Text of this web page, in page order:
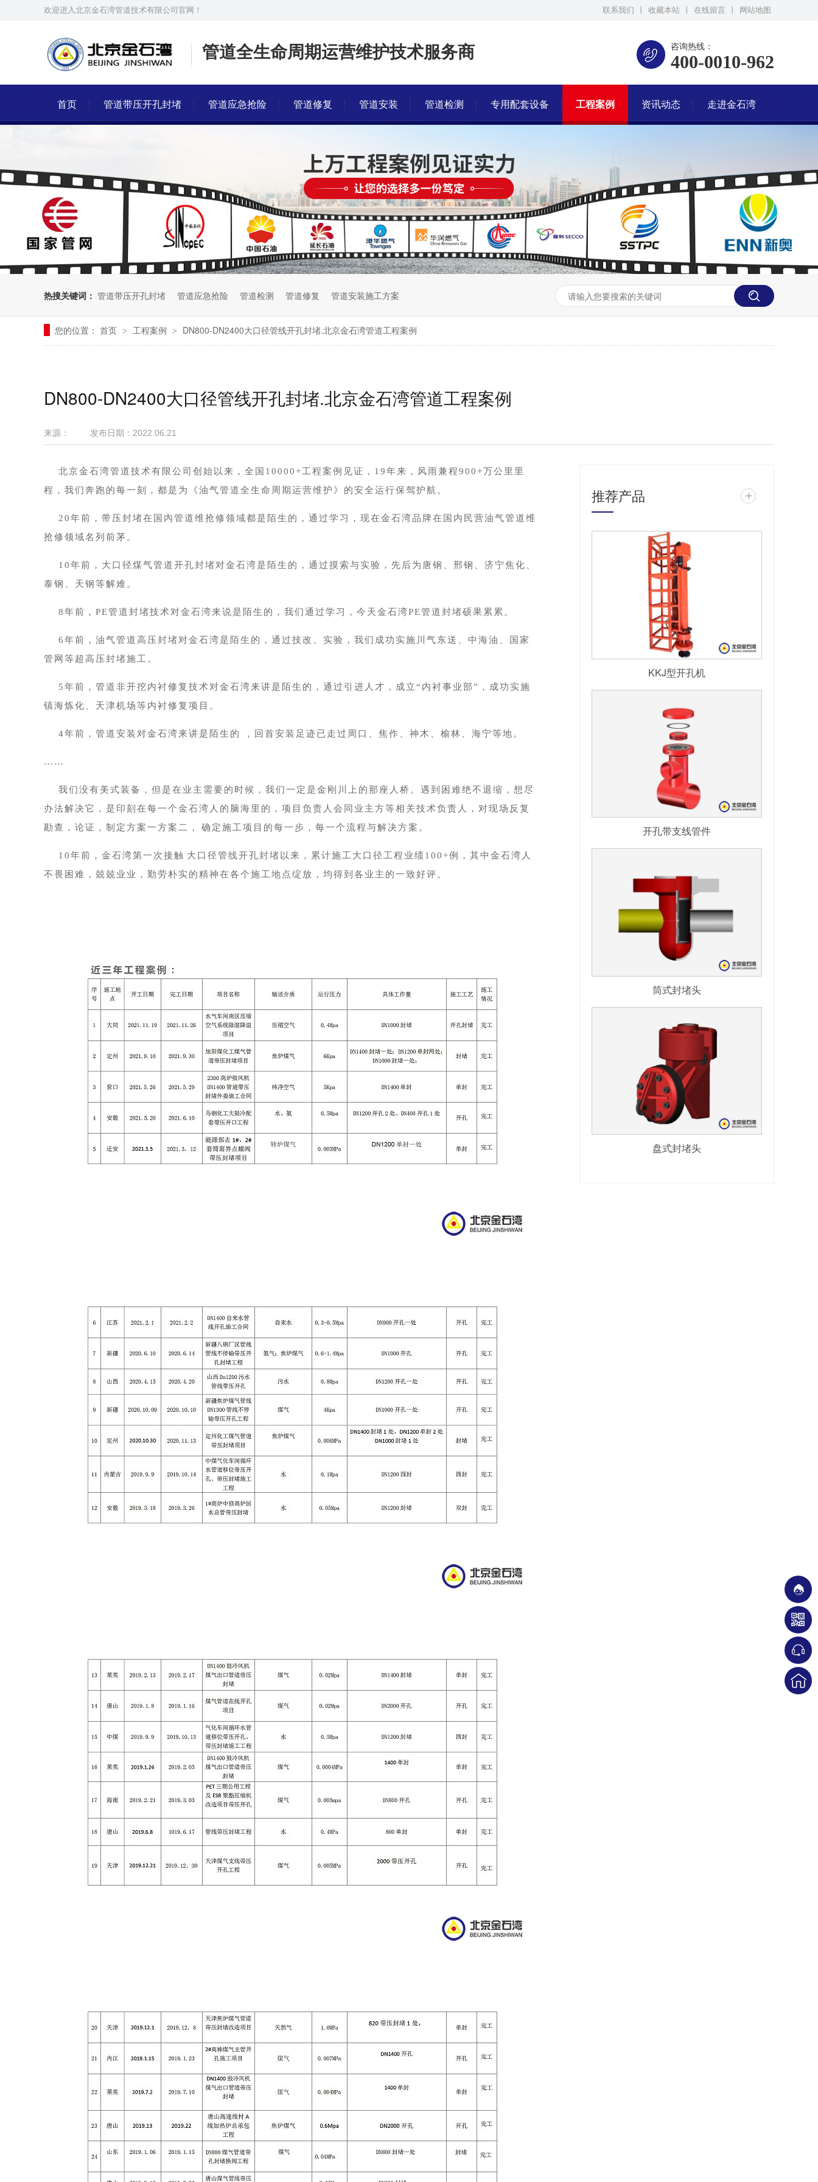
联系我们 收藏本站 在线留言 网站地图
欢迎进入北京金石湾管道技术有限公司官网！
管道全生命周期运营维护技术服务商 咨询热线：
400-0010-962
首页 管道带压开孔封堵 管道应急抢险 管道修复 管道安装 管道检测 专用配套设备 工程案例 资讯动态 走进金石湾
热搜关键词： 管道带压开孔封堵 管道应急抢险 管道检测 管道修复 管道安装施工方案
您的位置： 首页 > 工程案例 > DN800-DN2400大口径管线开孔封堵.北京金石湾管道工程案例
DN800-DN2400大口径管线开孔封堵.北京金石湾管道工程案例
来源： 发布日期： 2022.06.21
北京金石湾管道技术有限公司创始以来，全国 10000+工程案例见证，19年来，风雨兼程900+万公里里
程，我们奔跑的每一刻，都是为《油气管道全生命周期运营维护》的安全运行保驾护航。
20年前，带压封堵在国内管道维抢修领域都是陌生的，通过学习，现在金石湾品牌在国内民营油气管道维
抢修领域名列前茅。
10年前，大口径煤气管道开孔封堵对金石湾是陌生的，通过摸索与实验，先后为唐钢、邢钢、济宁焦化、
泰钢、天钢等解难。
8年前，PE管道封堵技术对金石湾来说是陌生的，我们通过学习，今天金石湾PE管道封堵硕果累累。
6年前，油气管道高压封堵对金石湾是陌生的，通过技改、实验，我们成功实施川气东送、中海油、国家
管网等超高压封堵施工。
5年前，管道非开挖内衬修复技术对金石湾来讲是陌生的，通过引进人才，成立“内衬事业部”，成功实施
镇海炼化、天津机场等内衬修复项目。
4年前，管道安装对金石湾来讲是陌生的 ，回首安装足迹已走过周口、焦作、神木、榆林、海宁等地。
……
我们没有美式装备，但是在业主需要的时候，我们一定是金刚川上的那座人桥。遇到困难绝不退缩，想尽
办法解决它，是印刻在每一个金石湾人的脑海里的，项目负责人会同业主方等相关技术负责人，对现场反复
勘查，论证，制定方案一方案二，
确定施工项目的每一步，每一个流程与解决方案 。
10年前，金石湾第一次接触 大口径管线开孔封堵以来，累计施工大口径工程业绩100+例，其中金石湾人
不畏困难，兢兢业业，勤劳朴实的精神在各个施工地点绽放，均得到各业主的一致好评。
推荐产品 +
KKJ型开孔机
开孔带支线管件
筒式封堵头
盘式封堵头